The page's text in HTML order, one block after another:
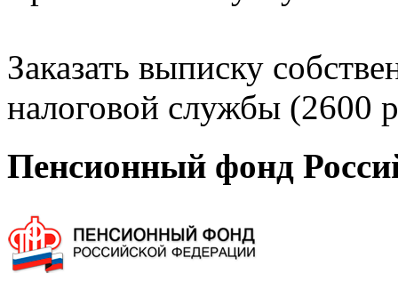
Заказать выписку
налоговой службы (2600
Пенсионный фонд